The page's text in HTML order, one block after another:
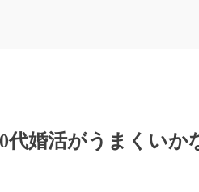
婚活がうまくいか